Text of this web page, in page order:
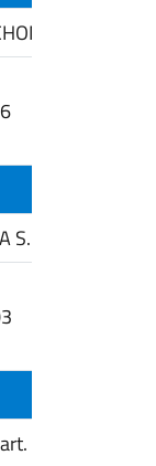
50 comma 1